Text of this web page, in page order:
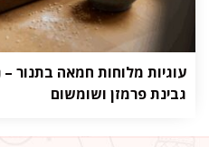
עוגיות מלוחות חמאה בתנור –
גבינת פרמזן ושומשום